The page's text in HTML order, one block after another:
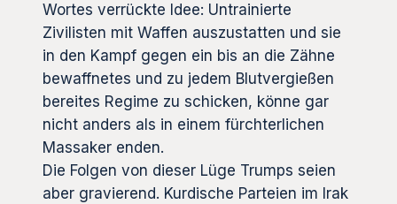
Wortes verrückte Idee: Untrainierte
Zivilisten mit Waffen auszustatten und sie
in den Kampf gegen ein bis an die Zähne
bewaffnetes und zu jedem Blutvergießen
bereites Regime zu schicken, könne gar
nicht anders als in einem fürchterlichen
Massaker enden.
Die Folgen von dieser Lüge Trumps seien
aber gravierend. Kurdische Parteien im Irak